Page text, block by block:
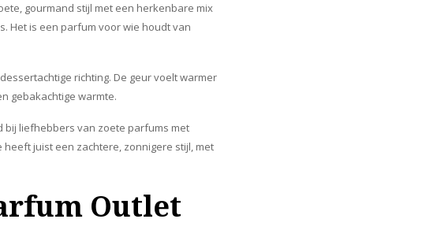
gourmand stijl met een herkenbare mix
Het is een parfum voor wie houdt van
richting. De geur voelt warmer
gebakachtige warmte.
bij liefhebbers van zoete parfums met
juist een zachtere, zonnigere stijl, met
Outlet